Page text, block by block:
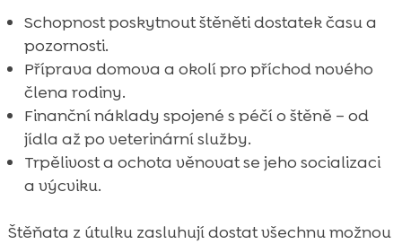
Schopnost poskytnout štěněti dostatek času a
pozornosti.
Příprava domova a okolí pro příchod nového
člena rodiny.
Finanční náklady spojené s péčí o štěně – od
jídla až po veterinární služby.
Trpělivost a ochota věnovat se jeho socializaci
a výcviku.
Štěňata z útulku zasluhují dostat všechnu možnou